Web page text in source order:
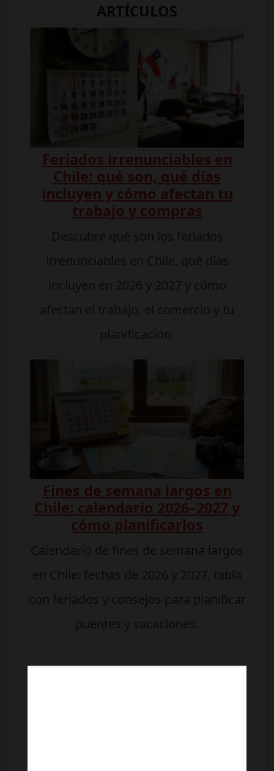
ARTÍCULOS
Feriados irrenunciables en
Chile: qué son, qué días
incluyen y cómo afectan tu
trabajo y compras
Descubre qué son los feriados
irrenunciables en Chile, qué días
incluyen en 2026 y 2027 y cómo
afectan el trabajo, el comercio y tu
planificación.
Fines de semana largos en
Chile: calendario 2026–2027 y
cómo planificarlos
Calendario de fines de semana largos
en Chile: fechas de 2026 y 2027, tabla
con feriados y consejos para planificar
puentes y vacaciones.